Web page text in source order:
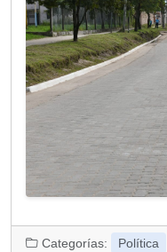
Categorías: Política